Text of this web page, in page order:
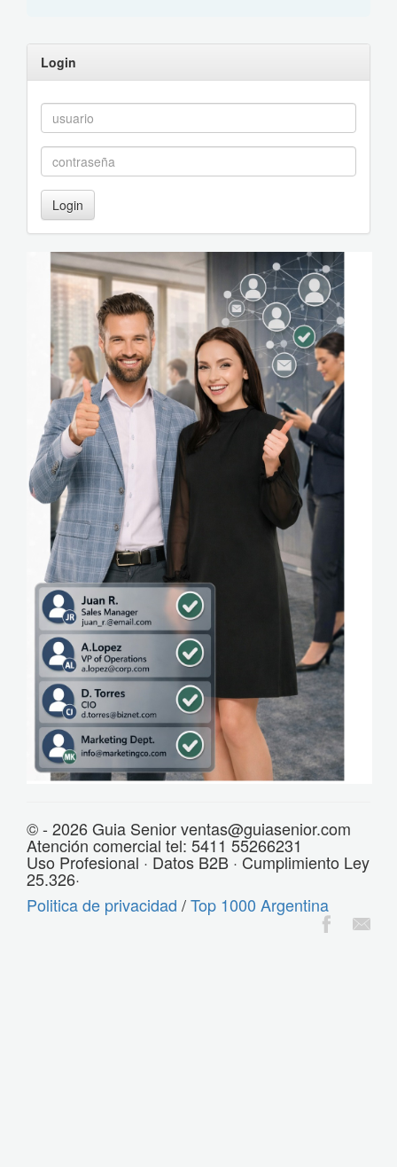
Login
© - 2026 Guia Senior ventas@guiasenior.com
Atención comercial tel: 5411 55266231
Uso Profesional · Datos B2B · Cumplimiento Ley
25.326·
Politica de privacidad /Top 1000 Argentina